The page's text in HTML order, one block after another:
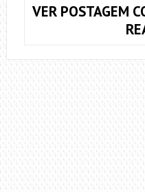
VER POSTAGEM